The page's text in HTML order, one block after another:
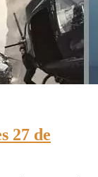
27 de